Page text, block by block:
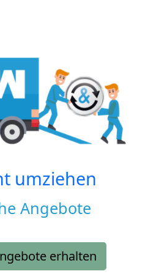
umziehen
Angebote
erhalten